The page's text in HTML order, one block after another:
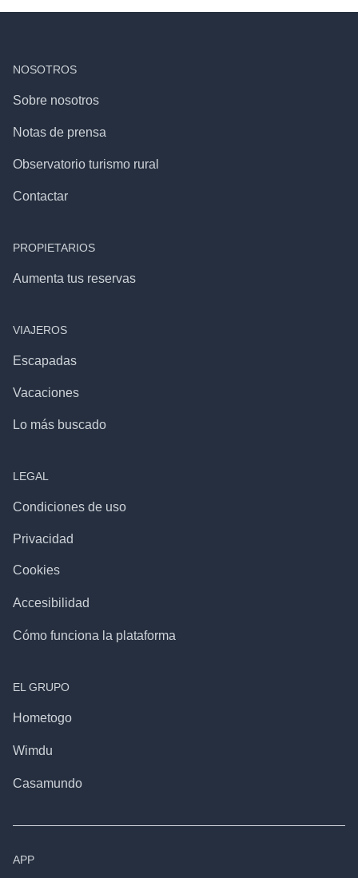
NOSOTROS
Sobre nosotros
Notas de prensa
Observatorio turismo rural
Contactar
PROPIETARIOS
Aumenta tus reservas
VIAJEROS
Escapadas
Vacaciones
Lo más buscado
LEGAL
Condiciones de uso
Privacidad
Cookies
Accesibilidad
Cómo funciona la plataforma
EL GRUPO
Hometogo
Wimdu
Casamundo
APP